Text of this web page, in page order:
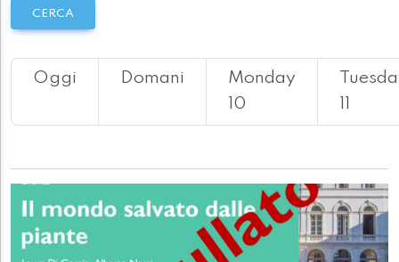
CERCA
Oggi Domani
Monday
10
11